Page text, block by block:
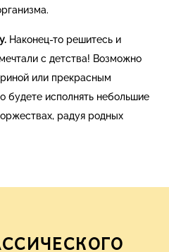
Наконец-то решитесь и
с детства! Возможно
или прекрасным
будете исполнять небольшие
радуя родных